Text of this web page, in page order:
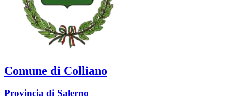
Comune di Colliano
Provincia di Salerno